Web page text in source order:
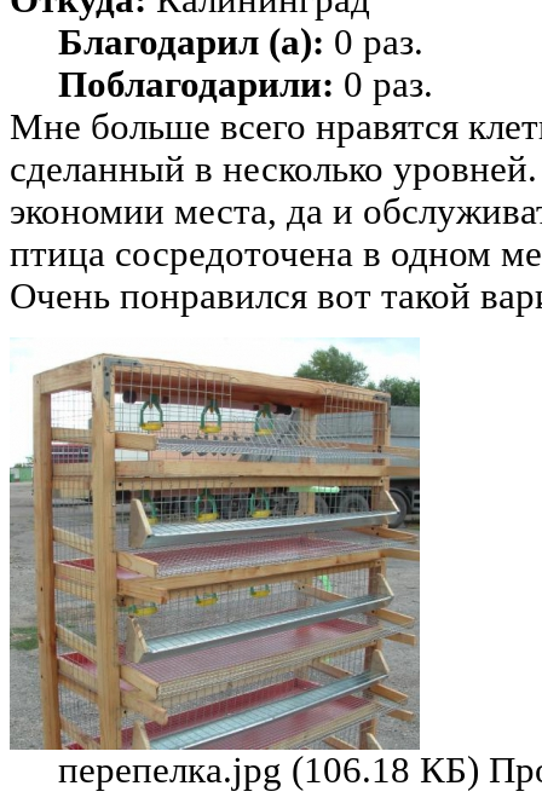
Благодарил (а): 0 раз.
Поблагодарили: 0 раз.
Мне больше всего нравятся
сделанный в несколько
экономии места, да и
птица сосредоточена в одном
Очень понравился вот такой
перепелка.jpg (106.18 КБ)